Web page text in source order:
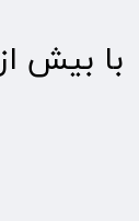
​با بیش از 200 هزاردنبال کننده محبوب ترین رسانه مردمی شهر مهاباد​​​​​​​​​​​​​​